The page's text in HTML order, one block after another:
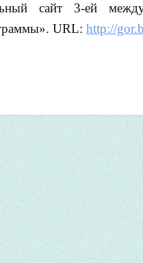
сайт 3-ей
URL: http://